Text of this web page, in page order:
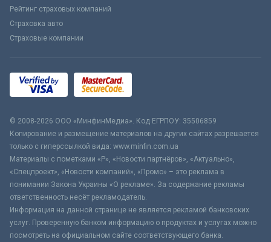
Рейтинг страховых компаний
Страховка авто
Страховые компании
© 2008-2026 ООО «МинфинМедиа». Код ЕГРПОУ: 35506859
Копирование и размещение материалов на других сайтах разрешается
только с гиперссылкой вида: www.minfin.com.ua
Материалы с пометками «Р», «Новости партнёров», «Актуально»,
«Спецпроект», «Новости компаний», «Промо» – это реклама в
понимании Закона Украины «О рекламе». За содержание рекламы
ответственность несёт рекламодатель.
Информация на данной странице не является рекламой банковских
услуг. Проверенную банком информацию о продуктах и услугах можно
посмотреть на официальном сайте соответствующего банка.